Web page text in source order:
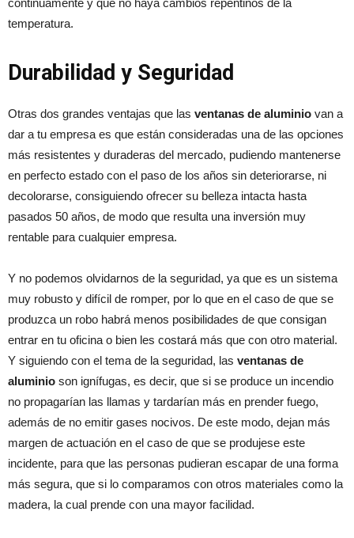
continuamente y que no haya cambios repentinos de la
temperatura.
Durabilidad y Seguridad
Otras dos grandes ventajas que las ventanas de aluminio van a
dar a tu empresa es que están consideradas una de las opciones
más resistentes y duraderas del mercado, pudiendo mantenerse
en perfecto estado con el paso de los años sin deteriorarse, ni
decolorarse, consiguiendo ofrecer su belleza intacta hasta
pasados 50 años, de modo que resulta una inversión muy
rentable para cualquier empresa.
Y no podemos olvidarnos de la seguridad, ya que es un sistema
muy robusto y difícil de romper, por lo que en el caso de que se
produzca un robo habrá menos posibilidades de que consigan
entrar en tu oficina o bien les costará más que con otro material.
Y siguiendo con el tema de la seguridad, las ventanas de
aluminio son ignífugas, es decir, que si se produce un incendio
no propagarían las llamas y tardarían más en prender fuego,
además de no emitir gases nocivos. De este modo, dejan más
margen de actuación en el caso de que se produjese este
incidente, para que las personas pudieran escapar de una forma
más segura, que si lo comparamos con otros materiales como la
madera, la cual prende con una mayor facilidad.